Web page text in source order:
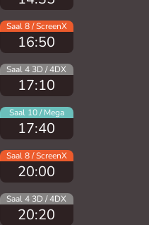
Saal 8 / ScreenX
16:50
Saal 4 3D / 4DX
17:10
Saal 10 / Mega
17:40
Saal 8 / ScreenX
20:00
Saal 4 3D / 4DX
20:20